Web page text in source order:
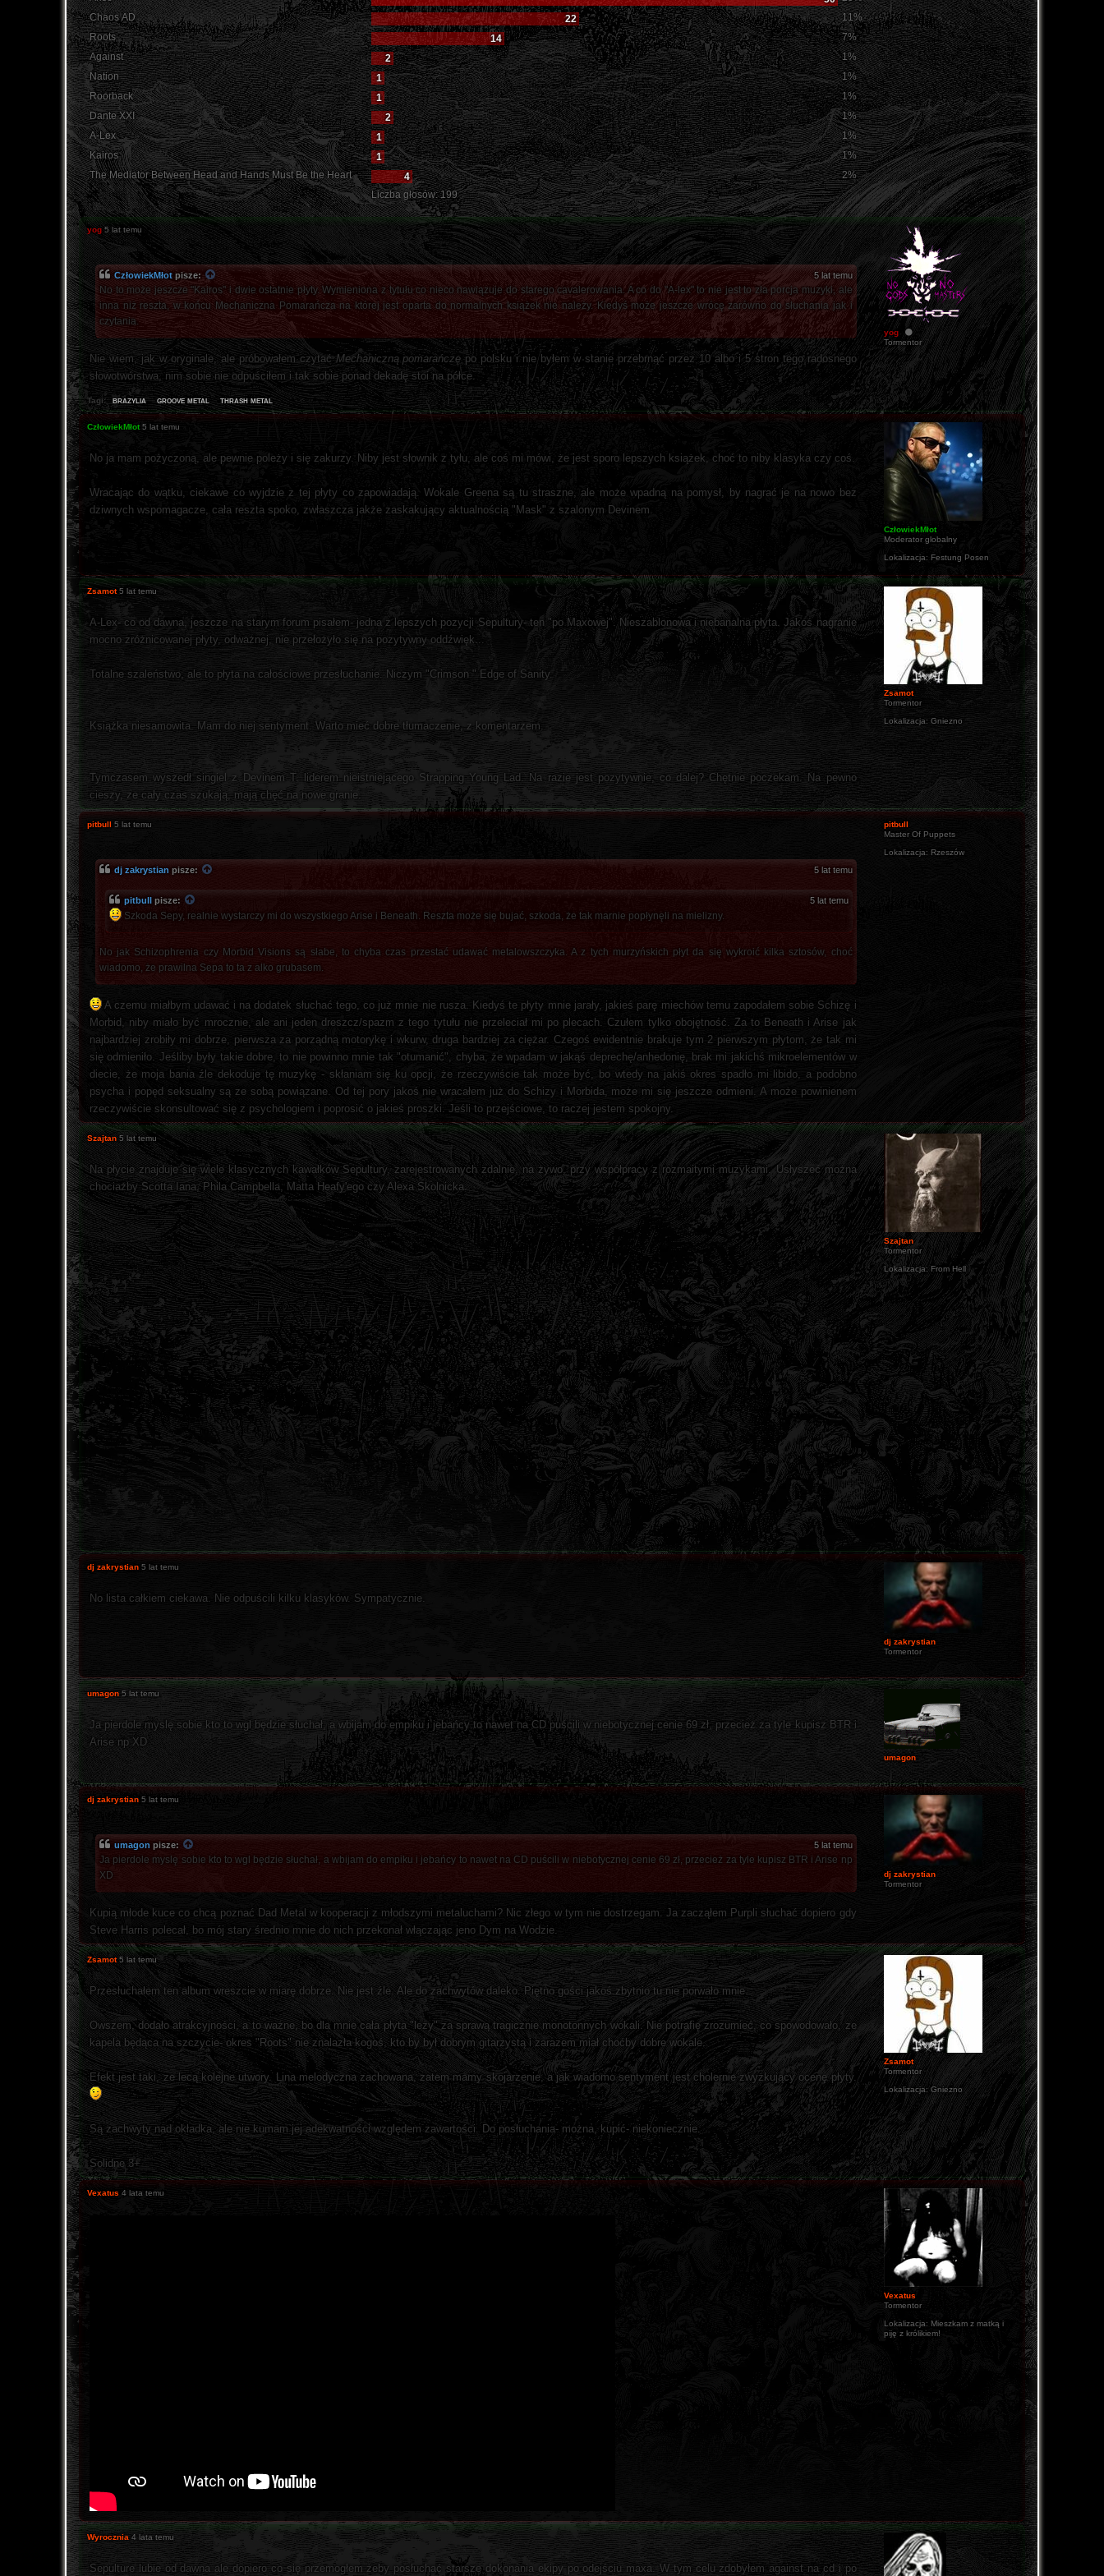
Chaos AD
22
11%
Roots
14
7%
Against
2
1%
Nation
1
1%
Roorback
1
1%
Dante XXI
2
1%
A-Lex
1
1%
Kairos
1
1%
The Mediator Between Head and Hands Must Be the Heart
4
2%
Liczba głosów:199
yog
Tormentor
yog 5 lat temu
CzłowiekMłot pisze: 5 lat temu
No to może jeszcze "Kairos" i dwie ostatnie płyty. Wymieniona z tytułu co nieco nawiązuje do starego cavalerowania. A co do "A-lex" to nie jest to zła porcja muzyki, ale
inna niż reszta, w końcu Mechaniczna Pomarańcza na której jest oparta do normalnych książek nie należy. Kiedyś może jeszcze wrócę zarówno do słuchania jak i
czytania.
Nie wiem, jak w oryginale, ale próbowałem czytać Mechaniczną pomarańczę po polsku i nie byłem w stanie przebrnąć przez 10 albo i 5 stron tego radosnego
słowotwórstwa, nim sobie nie odpuściłem i tak sobie ponad dekadę stoi na półce.
Tagi: brazylia groove metal thrash metal
CzłowiekMłot
Moderator globalny
Lokalizacja: Festung Posen
CzłowiekMłot 5 lat temu
No ja mam pożyczoną, ale pewnie poleży i się zakurzy. Niby jest słownik z tyłu, ale coś mi mówi, że jest sporo lepszych książek, choć to niby klasyka czy coś.
Wracając do wątku, ciekawe co wyjdzie z tej płyty co zapowiadają. Wokale Greena są tu straszne, ale może wpadną na pomysł, by nagrać je na nowo bez
dziwnych wspomagacze, cała reszta spoko, zwłaszcza jakże zaskakujący aktualnością "Mask" z szalonym Devinem.
Zsamot
Tormentor
Lokalizacja: Gniezno
Zsamot 5 lat temu
A-Lex- co od dawna, jeszcze na starym forum pisałem- jedna z lepszych pozycji Sepultury- ten "po Maxowej". Nieszablonowa i niebanalna płyta. Jakoś nagranie
mocno zróżnicowanej płyty, odważnej, nie przełożyło się na pozytywny oddźwięk...
Totalne szaleństwo, ale to płyta na całościowe przesłuchanie. Niczym "Crimson " Edge of Sanity.
Książka niesamowita. Mam do niej sentyment. Warto mieć dobre tłumaczenie, z komentarzem.
Tymczasem wyszedł singiel z Devinem T. liderem nieistniejącego Strapping Young Lad. Na razie jest pozytywnie, co dalej? Chętnie poczekam. Na pewno
cieszy, ze cały czas szukają, mają chęć na nowe granie.
pitbull
Master Of Puppets
Lokalizacja: Rzeszów
pitbull 5 lat temu
dj zakrystian pisze: 5 lat temu
pitbull pisze: 5 lat temu
Szkoda Sepy, realnie wystarczy mi do wszystkiego Arise i Beneath. Reszta może się bujać, szkoda, że tak marnie popłynęli na mielizny.
No jak Schizophrenia czy Morbid Visions są słabe, to chyba czas przestać udawać metalowszczyka. A z tych murzyńskich płyt da się wykroić kilka sztosów, choć
wiadomo, że prawilna Sepa to ta z alko grubasem.
A czemu miałbym udawać i na dodatek słuchać tego, co już mnie nie rusza. Kiedyś te płyty mnie jarały, jakieś parę miechów temu zapodałem sobie Schizę i
Morbid, niby miało być mrocznie, ale ani jeden dreszcz/spazm z tego tytułu nie przeleciał mi po plecach. Czułem tylko obojętność. Za to Beneath i Arise jak
najbardziej zrobiły mi dobrze, pierwsza za porządną motorykę i wkurw, druga bardziej za ciężar. Czegoś ewidentnie brakuje tym 2 pierwszym płytom, że tak mi
się odmieniło. Jeśliby były takie dobre, to nie powinno mnie tak "otumanić", chyba, że wpadam w jakąś deprechę/anhedonię, brak mi jakichś mikroelementów w
diecie, że moja bania źle dekoduje tę muzykę - skłaniam się ku opcji, że rzeczywiście tak może być, bo wtedy na jakiś okres spadło mi libido, a podobno
psycha i popęd seksualny są ze sobą powiązane. Od tej pory jakoś nie wracałem już do Schizy i Morbida, może mi się jeszcze odmieni. A może powinienem
rzeczywiście skonsultować się z psychologiem i poprosić o jakieś proszki. Jeśli to przejściowe, to raczej jestem spokojny.
Szajtan
Tormentor
Lokalizacja: From Hell
Szajtan 5 lat temu
Na płycie znajduje się wiele klasycznych kawałków Sepultury, zarejestrowanych zdalnie, na żywo, przy współpracy z rozmaitymi muzykami. Usłyszeć można
chociażby Scotta Iana, Phila Campbella, Matta Heafy'ego czy Alexa Skolnicka.
dj zakrystian
Tormentor
dj zakrystian 5 lat temu
No lista całkiem ciekawa. Nie odpuścili kilku klasyków. Sympatycznie.
umagon
umagon 5 lat temu
Ja pierdole myslę sobie kto to wgl będzie słuchał, a wbijam do empiku i jebańcy to nawet na CD puścili w niebotycznej cenie 69 zł, przecież za tyle kupisz BTR i
Arise np XD
dj zakrystian
Tormentor
dj zakrystian 5 lat temu
umagon pisze: 5 lat temu
Ja pierdole myslę sobie kto to wgl będzie słuchał, a wbijam do empiku i jebańcy to nawet na CD puścili w niebotycznej cenie 69 zł, przecież za tyle kupisz BTR i Arise np
XD
Kupią młode kuce co chcą poznać Dad Metal w kooperacji z młodszymi metaluchami? Nic złego w tym nie dostrzegam. Ja zacząłem Purpli słuchać dopiero gdy
Steve Harris polecał, bo mój stary średnio mnie do nich przekonał włączając jeno Dym na Wodzie.
Zsamot
Tormentor
Lokalizacja: Gniezno
Zsamot 5 lat temu
Przesłuchałem ten album wreszcie w miarę dobrze. Nie jest źle. Ale do zachwytów daleko. Piętno gości jakoś zbytnio tu nie porwało mnie.
Owszem, dodało atrakcyjności, a to ważne, bo dla mnie cała płyta "leży" za sprawą tragicznie monotonnych wokali. Nie potrafię zrozumieć, co spowodowało, ze
kapela będąca na szczycie- okres "Roots" nie znalazła kogoś, kto by był dobrym gitarzystą i zarazem miał choćby dobre wokale.
Efekt jest taki, ze lecą kolejne utwory. Lina melodyczna zachowana, zatem mamy skojarzenie, a jak wiadomo sentyment jest cholernie zwyżkujący ocenę płyty.
Są zachwyty nad okładka, ale nie kumam jej adekwatności względem zawartości. Do posłuchania- można, kupić- niekoniecznie.
Solidne 3+
Vexatus
Tormentor
Lokalizacja: Mieszkam z matką i
piję z królikiem!
Vexatus 4 lata temu
Wyrocznia 4 lata temu
Sepulture lubie od dawna ale dopiero co się przemogłem żeby posłuchać starsze dokonania ekipy po odejściu maxa. W tym celu zdobyłem against na cd i po